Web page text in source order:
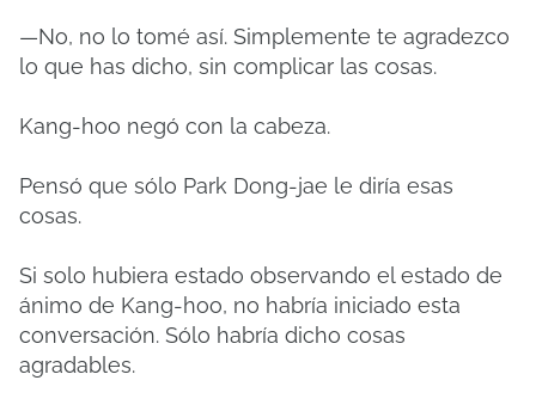
—No, no lo tomé así. Simplemente te agradezco
lo que has dicho, sin complicar las cosas.
Kang-hoo negó con la cabeza.
Pensó que sólo Park Dong-jae le diría esas
cosas.
Si solo hubiera estado observando el estado de
ánimo de Kang-hoo, no habría iniciado esta
conversación. Sólo habría dicho cosas
agradables.